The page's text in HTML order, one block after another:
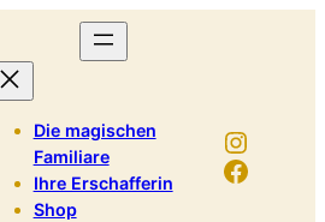
Die magischen
Familiare
Ihre Erschafferin
Shop